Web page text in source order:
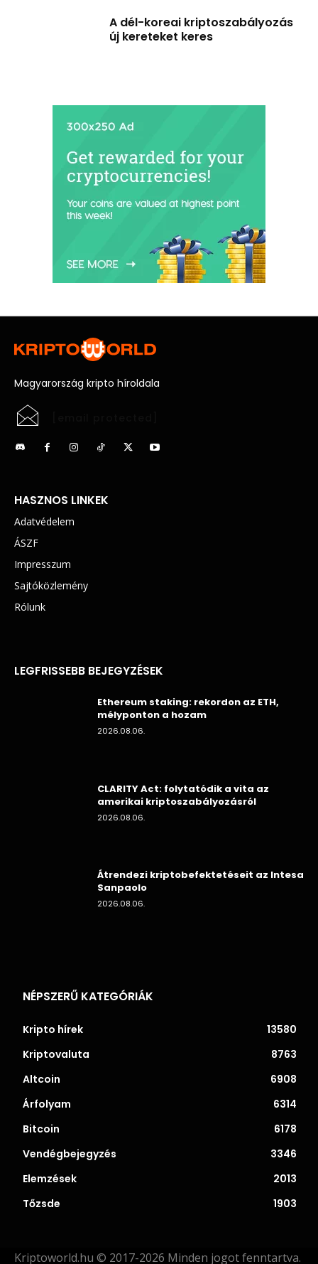
A dél-koreai kriptoszabályozás
új kereteket keres
Magyarország kripto híroldala
HASZNOS LINKEK
Adatvédelem
ÁSZF
Impresszum
Sajtóközlemény
Rólunk
LEGFRISSEBB BEJEGYZÉSEK
Ethereum staking: rekordon az ETH,
mélyponton a hozam
2026.08.06.
CLARITY Act: folytatódik a vita az
amerikai kriptoszabályozásról
2026.08.06.
Átrendezi kriptobefektetéseit az Intesa
Sanpaolo
2026.08.06.
NÉPSZERŰ KATEGÓRIÁK
Kripto hírek
13580
Kriptovaluta
8763
Altcoin
6908
Árfolyam
6314
Bitcoin
6178
Vendégbejegyzés
3346
Elemzések
2013
Tőzsde
1903
Kriptoworld.hu © 2017-2026 Minden jogot fenntartva.